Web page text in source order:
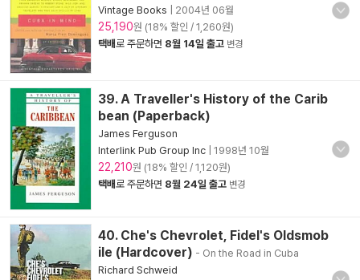
Vintage Books
2004년 06월
25,190원 (18% 할인 / 1,260원)
택배로 주문하면 8월 14일 출고 변경
39. A Traveller's History of the Carib
bean (Paperback)
James Ferguson
Interlink Pub Group Inc
1998년 10월
22,210원 (18% 할인 / 1,120원)
택배로 주문하면 8월 24일 출고 변경
40. Che's Chevrolet, Fidel's Oldsmob
ile (Hardcover) - On the Road in Cuba
Richard Schweid